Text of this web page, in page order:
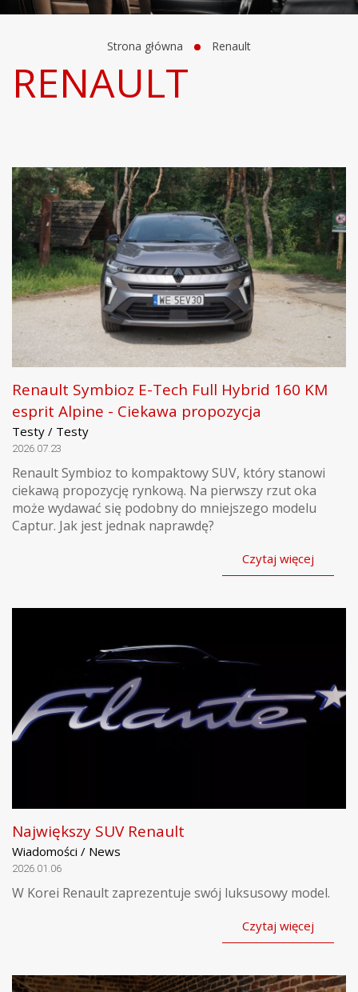
Strona główna Renault
RENAULT
Renault Symbioz E-Tech Full Hybrid 160 KM
esprit Alpine - Ciekawa propozycja
Testy / Testy
2026.07.23
Renault Symbioz to kompaktowy SUV, który stanowi
ciekawą propozycję rynkową. Na pierwszy rzut oka
może wydawać się podobny do mniejszego modelu
Captur. Jak jest jednak naprawdę?
Czytaj więcej
Największy SUV Renault
Wiadomości / News
2026.01.06
W Korei Renault zaprezentuje swój luksusowy model.
Czytaj więcej